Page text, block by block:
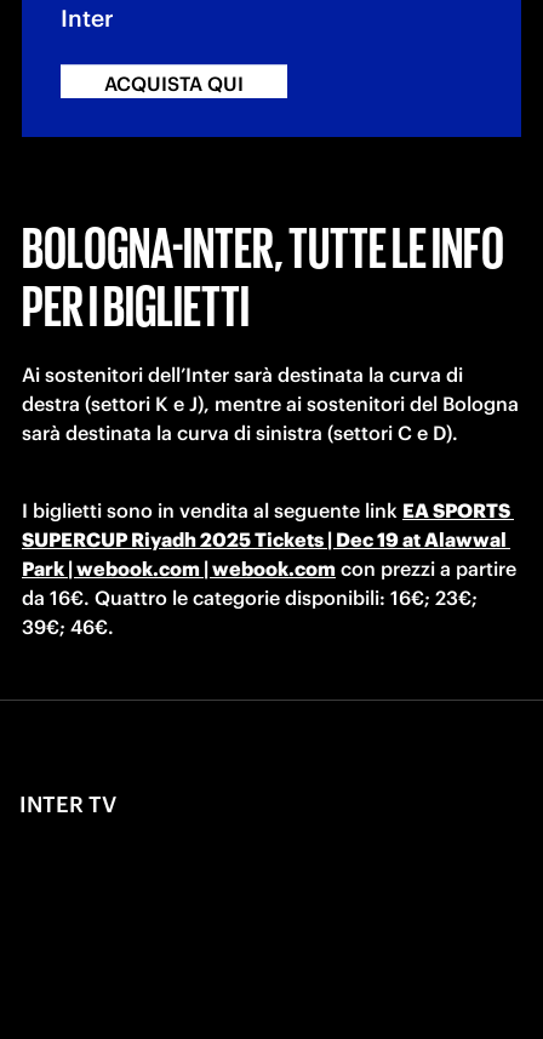
Inter
ACQUISTA QUI
BOLOGNA-INTER, TUTTE LE INFO
PER I BIGLIETTI
Ai sostenitori dell’Inter sarà destinata la curva di
destra (settori K e J), mentre ai sostenitori del Bologna
sarà destinata la curva di sinistra (settori C e D).
I biglietti sono in vendita al seguente link EA SPORTS
SUPERCUP Riyadh 2025 Tickets | Dec 19 at Alawwal
Park | webook.com | webook.com con prezzi a partire
da 16€. Quattro le categorie disponibili: 16€; 23€;
39€; 46€.
INTER TV